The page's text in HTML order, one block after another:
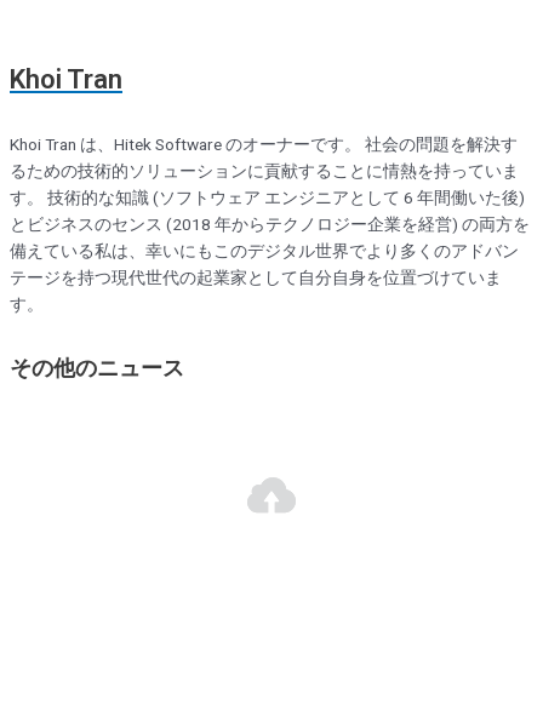
Khoi Tran
Khoi Tran は、Hitek Software のオーナーです。 社会の問題を解決す
るための技術的ソリューションに貢献することに情熱を持っていま
す。 技術的な知識 (ソフトウェア エンジニアとして 6 年間働いた後)
とビジネスのセンス (2018 年からテクノロジー企業を経営) の両方を
備えている私は、幸いにもこのデジタル世界でより多くのアドバン
テージを持つ現代世代の起業家として自分自身を位置づけていま
す。
その他のニュース